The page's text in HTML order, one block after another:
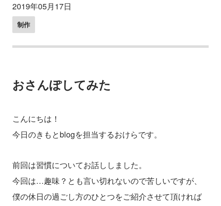
2019年05月17日
制作
おさんぽしてみた
こんにちは！
今日のきもとblogを担当するおけらです。
前回は習慣についてお話ししました。
今回は…趣味？とも言い切れないので苦しいですが、
僕の休日の過ごし方のひとつをご紹介させて頂ければ